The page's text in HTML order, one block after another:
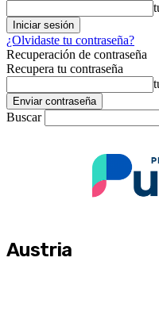
¿Olvidaste tu contraseña?
Recuperación de contraseña
Recupera tu contraseña
Buscar
Austria